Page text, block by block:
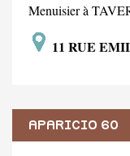
Menuisier à
11 RUE
APARICIO 60